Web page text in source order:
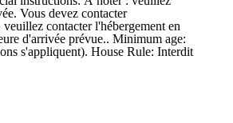
Vous devez contacter
contacter l'hébergement en
d'arrivée prévue.. Minimum age:
s'appliquent). House Rule: Interdit